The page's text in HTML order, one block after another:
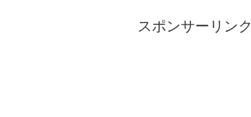
スポンサーリンク